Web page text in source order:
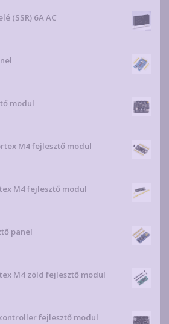
(SSR) 6A AC
modul
M4 fejlesztő modul
M4 fejlesztő modul
panel
M4 zöld fejlesztő modul
fejlesztő modul